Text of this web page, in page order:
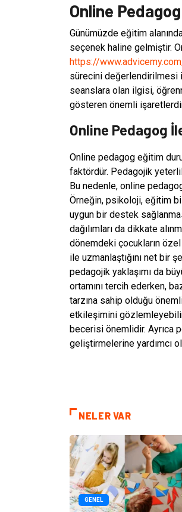
Online
Günümüzde eğitim
seçenek haline gelmiştir.
https://
sürecini değerlendirilmesi
seanslara olan ilgisi,
gösteren önemli
Online Pedagog
Online pedagog eğitim
faktördür. Pedagojik
Bu nedenle, online
Örneğin, psikoloji, eğitim
uygun bir destek
dağılımları da dikkate
dönemdeki çocukların
ile uzmanlaştığını net bir
pedagojik yaklaşımı da
ortamını tercih ederken,
tarzına sahip olduğu
etkileşimini
becerisi önemlidir. Ayrıca
geliştirmelerine yardımcı
NELER VAR
GENEL